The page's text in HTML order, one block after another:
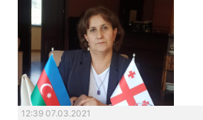
12:39 07.03.2021